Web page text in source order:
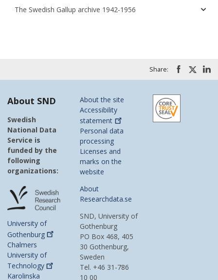
The Swedish Gallup archive 1942-1956
Share:
About SND
Swedish
National Data
Service is
funded by the
following
organizations:
University of
Gothenburg
Chalmers
University of
Technology
Karolinska
About the site
Accessibility
statement
Personal data
processing
Licenses and
marks on the
website
About
Researchdata.se
SND, University of
Gothenburg
PO Box 468, 405
30 Gothenburg,
Sweden
Tel. +46 31-786
10 00